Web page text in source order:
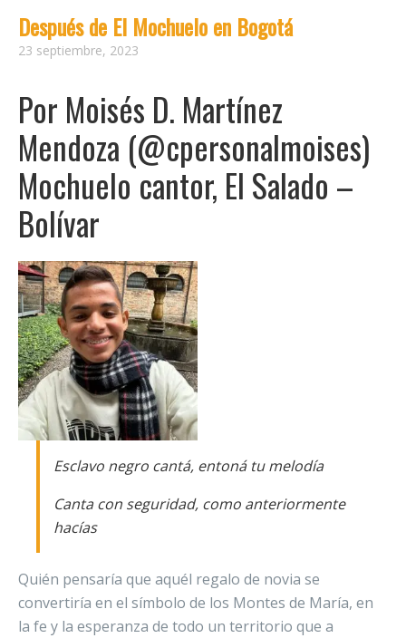
Después de El Mochuelo en Bogotá
23 septiembre, 2023
Por Moisés D. Martínez
Mendoza (@cpersonalmoises)
Mochuelo cantor, El Salado –
Bolívar
Esclavo negro cantá, entoná tu melodía
Canta con seguridad, como anteriormente
hacías
Quién pensaría que aquél regalo de novia se
convertiría en el símbolo de los Montes de María, en
la fe y la esperanza de todo un territorio que a